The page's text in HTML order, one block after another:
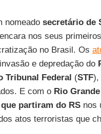
nomeado secretário de
nos seus
no Brasil. Os
e depredação do
Tribunal Federal (STF),
E com o Rio
partiram do RSnos
atos terroristas que